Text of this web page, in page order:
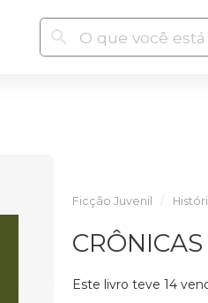
Ficção Juvenil
Este livro teve 14